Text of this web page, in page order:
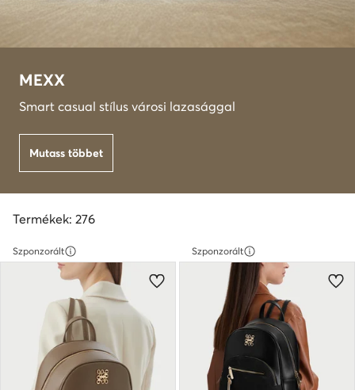
MEXX
Smart casual stílus városi lazasággal
Mutass többet
Termékek: 276
Szponzorált Szponzorált